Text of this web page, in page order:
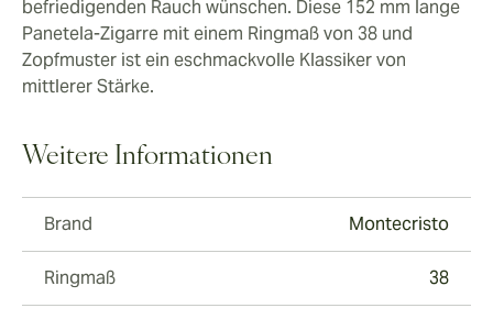
befriedigenden Rauch wünschen. Diese 152 mm lange
Panetela-Zigarre mit einem Ringmaß von 38 und
Zopfmuster ist ein eschmackvolle Klassiker von
mittlerer Stärke.
Weitere Informationen
Brand Montecristo
Ringmaß 38